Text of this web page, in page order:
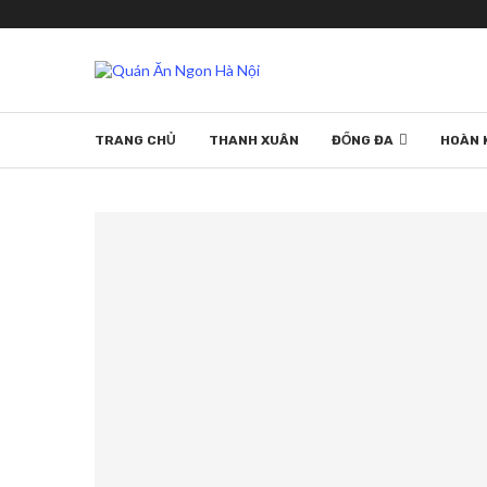
TRANG CHỦ THANH XUÂN ĐỐNG ĐA HOÀN